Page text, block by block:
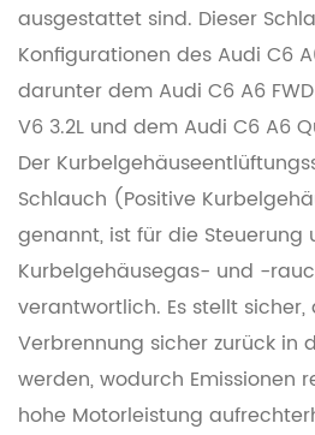
ausgestattet sind. Dieser
Konfigurationen des Audi C6
darunter dem Audi C6 A6
V6 3.2L und dem Audi C6 A6
Der
Schlauch (Positive
genannt, ist für die Steuerung
Kurbelgehäusegas- und -
verantwortlich. Es stellt sicher,
Verbrennung sicher zurück in
werden, wodurch Emissionen
hohe Motorleistung